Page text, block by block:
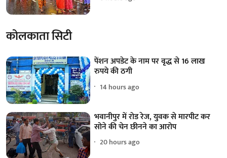
कोलकाता सिटी
पेंशन अपडेट के नाम पर वृद्ध से 16 लाख
रुपये की ठगी
14 hours ago
भवानीपुर में रोड रेज, युवक से मारपीट कर
सोने की चेन छीनने का आरोप
20 hours ago